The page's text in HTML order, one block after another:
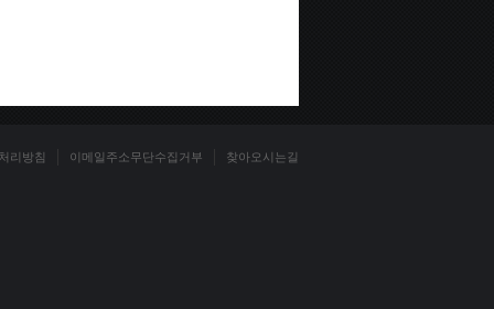
리방침 이메일주소무단수집거부 찾아오시는길